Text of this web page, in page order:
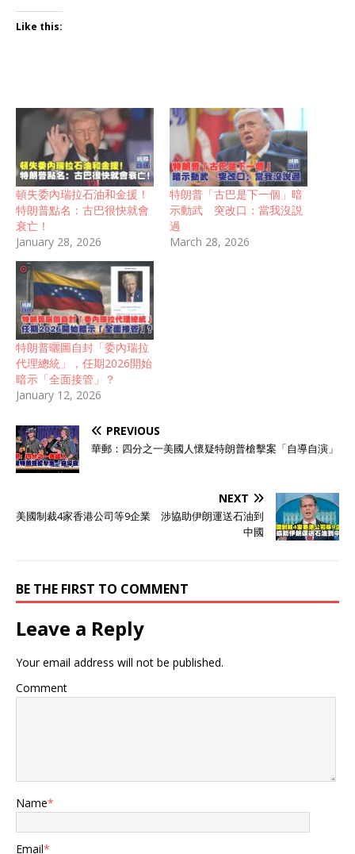
Like this:
頓失委內瑞拉石油和金援！
特朗普點名：古巴很快就會
衰亡！
January 28, 2026
特朗普「古巴是下一個」暗
示動武 突改口：當我沒説
過
March 28, 2026
特朗普曬圖自封「委內瑞拉
代理總統」，任期2026開始
暗示「全面接管」？
January 12, 2026
PREVIOUS
華郵：四分之一美國人懷疑特朗普槍擊案「自導自演」
NEXT
美國制裁4家香港公司等9企業 涉協助伊朗運送石油到
中國
BE THE FIRST TO COMMENT
Leave a Reply
Your email address will not be published.
Comment
Name*
Email*